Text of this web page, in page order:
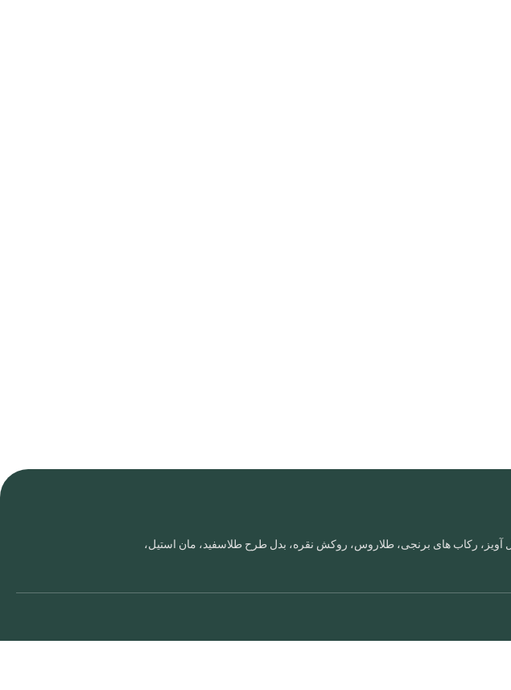
آویز، رکاب های برنجی، طلاروس، روکش نقره، بدل طرح طلاسفید، مان استیل،